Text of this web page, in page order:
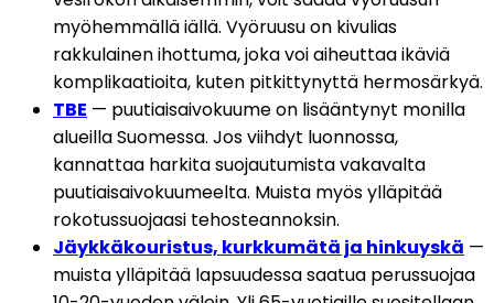
myöhemmällä iällä. Vyöruusu on kivulias
rakkulainen ihottuma, joka voi aiheuttaa ikäviä
komplikaatioita, kuten pitkittynyttä hermosärkyä.
TBE — puutiaisaivokuume on lisääntynyt monilla
alueilla Suomessa. Jos viihdyt luonnossa,
kannattaa harkita suojautumista vakavalta
puutiaisaivokuumeelta. Muista myös ylläpitää
rokotussuojaasi tehosteannoksin.
Jäykkäkouristus, kurkkumätä ja hinkuyskä —
muista ylläpitää lapsuudessa saatua perussuojaa